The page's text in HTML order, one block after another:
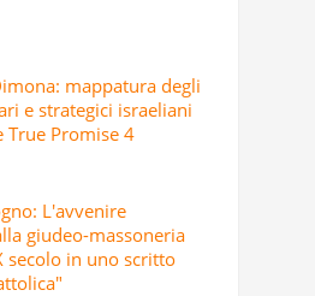
mappatura degli
e strategici israeliani
True Promise 4
L'avvenire
giudeo-massoneria
secolo in uno scritto